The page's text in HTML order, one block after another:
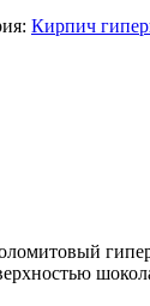
Кирпич